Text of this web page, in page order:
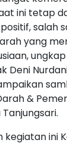
ini tetap
salah
yang
Deni Nurdani
&
ini